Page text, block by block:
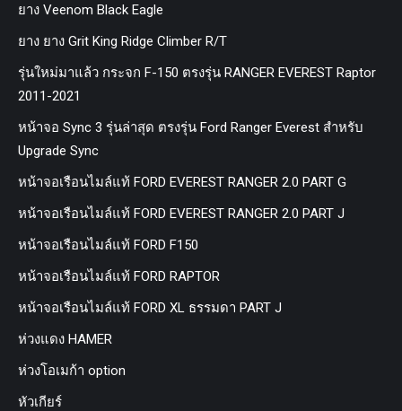
ยาง Veenom Black Eagle
ยาง ยาง Grit King Ridge Climber R/T
รุ่นใหม่มาแล้ว กระจก F-150 ตรงรุ่น RANGER EVEREST Raptor
2011-2021
หน้าจอ Sync 3 รุ่นล่าสุด ตรงรุ่น Ford Ranger Everest สำหรับ
Upgrade Sync
หน้าจอเรือนไมล์แท้ FORD EVEREST RANGER 2.0 PART G
หน้าจอเรือนไมล์แท้ FORD EVEREST RANGER 2.0 PART J
หน้าจอเรือนไมล์แท้ FORD F150
หน้าจอเรือนไมล์แท้ FORD RAPTOR
หน้าจอเรือนไมล์แท้ FORD XL ธรรมดา PART J
ห่วงแดง HAMER
ห่วงโอเมก้า option
หัวเกียร์